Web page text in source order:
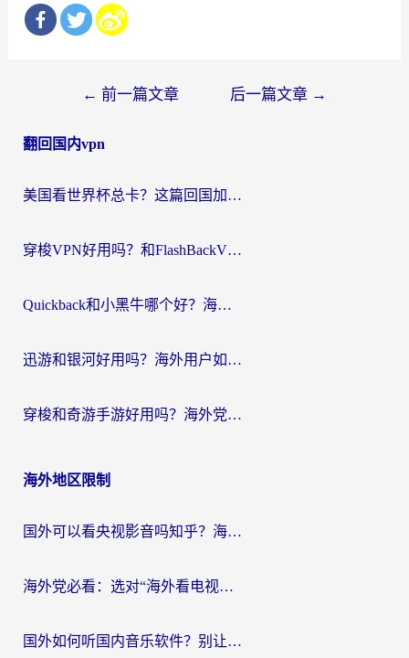
导
← 前一篇文章 后一篇文章 →
翻回国内vpn
美国看世界杯总卡？这篇回国加速器指南帮你无缝刷国内资源（附苹果手机VPN设置步骤）
穿梭VPN好用吗？和FlashBackVPN对比哪个回国效果更好？
Quickback和小黑牛哪个好？海外党亲测指南，选对回国加速器秒回国内
迅游和银河好用吗？海外用户如何选择回国加速器实现无缝访问国内资源
穿梭和奇游手游好用吗？海外党亲测3款回国加速器，附蜜蜂加速器七天试用攻略
海外地区限制
国外可以看央视影音吗知乎？海外党亲测有效的回国加速方案
海外党必看：选对“海外看电视剧软件”，再也不用愁国内剧刷不了
国外如何听国内音乐软件？别让地域限制，断了你的中文歌单